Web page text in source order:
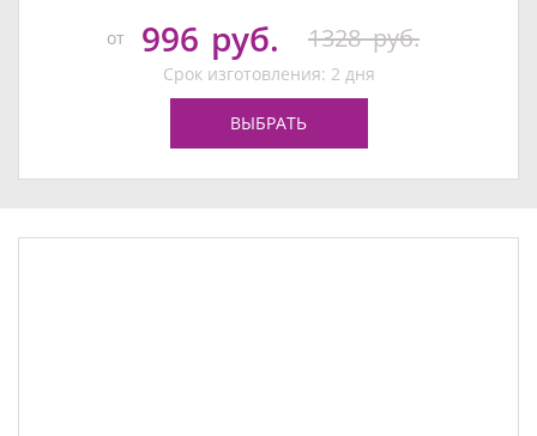
от 996 руб. 1328 руб.
Срок изготовления: 2 дня
ВЫБРАТЬ